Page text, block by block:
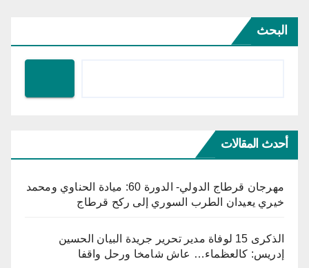
البحث
أحدث المقالات
مهرجان قرطاج الدولي- الدورة 60: ميادة الحناوي ومحمد
خيري يعيدان الطرب السوري إلى ركح قرطاج
الذكرى 15 لوفاة مدير تحرير جريدة البيان الحسين
إدريس: كالعظماء… عاش شامخا ورحل واقفا